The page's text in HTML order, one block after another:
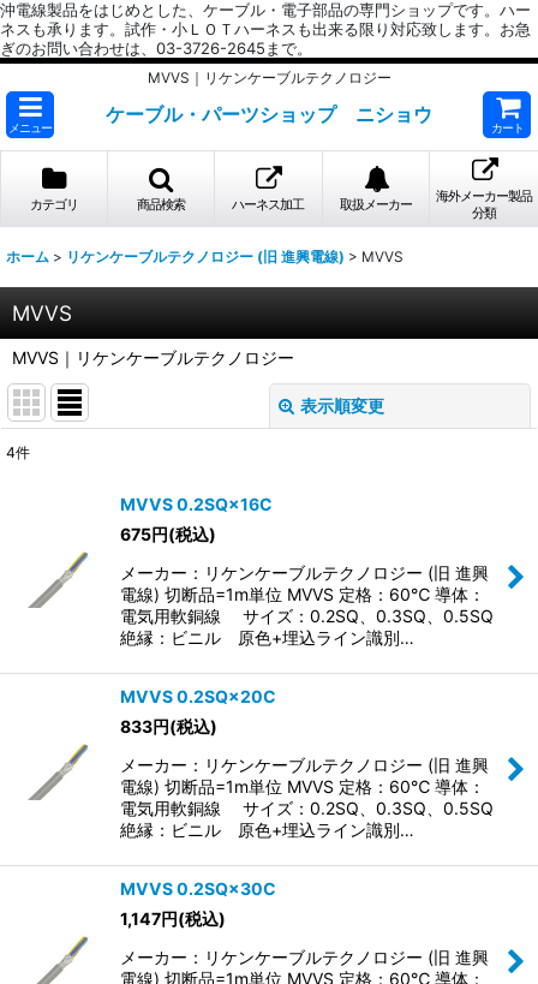
沖電線製品をはじめとした、ケーブル・電子部品の専門ショップです。ハー
ネスも承ります。試作・小ＬＯＴハーネスも出来る限り対応致します。お急
ぎのお問い合わせは、03-3726-2645まで。
MVVS｜リケンケーブルテクノロジー
メニュー
ケーブル・パーツショップ ニショウ
カート
カテゴリ 商品検索 ハーネス加工 取扱メーカー
海外メーカー製品
分類
ホーム > リケンケーブルテクノロジー (旧 進興電線) > MVVS
MVVS
MVVS｜リケンケーブルテクノロジー
表示順変更
絞り込む
4件
MVVS 0.2SQ×16C
675円(税込)
メーカー：リケンケーブルテクノロジー (旧 進興
電線) 切断品=1m単位 MVVS 定格：60℃ 導体：
電気用軟銅線 サイズ：0.2SQ、0.3SQ、0.5SQ
絶縁：ビニル 原色+埋込ライン識別…
MVVS 0.2SQ×20C
833円(税込)
メーカー：リケンケーブルテクノロジー (旧 進興
電線) 切断品=1m単位 MVVS 定格：60℃ 導体：
電気用軟銅線 サイズ：0.2SQ、0.3SQ、0.5SQ
絶縁：ビニル 原色+埋込ライン識別…
MVVS 0.2SQ×30C
1,147円(税込)
メーカー：リケンケーブルテクノロジー (旧 進興
電線) 切断品=1m単位 MVVS 定格：60℃ 導体：